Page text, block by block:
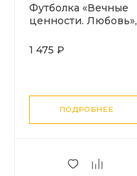
Футболка «Вечные
ценности. Любовь»,
1 475 ₽
ПОДРОБНЕЕ